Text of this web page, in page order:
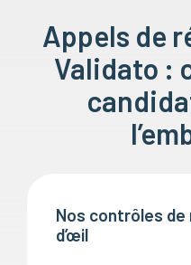
Appels de
Validato :
Nos contrôles
d’œil